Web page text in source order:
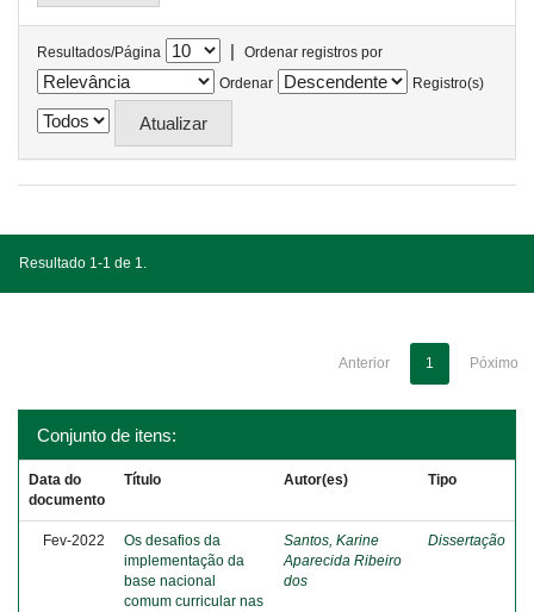
Resultados/Página |
Ordenar registros por
Ordenar
Registro(s)
Resultado 1-1 de 1.
Anterior 1 Póximo
Conjunto de itens:
Data do
documento
Título Autor(es) Tipo
Fev-2022
Os desafios da
implementação da
base nacional
comum curricular nas
Santos, Karine
Aparecida Ribeiro
dos
Dissertação